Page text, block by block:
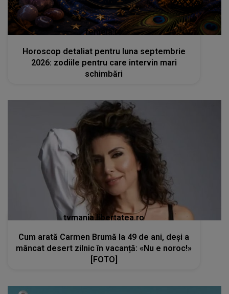
femeia.ro
Horoscop detaliat pentru luna septembrie
2026: zodiile pentru care intervin mari
schimbări
tvmania.libertatea.ro
Cum arată Carmen Brumă la 49 de ani, deși a
mâncat desert zilnic în vacanță: «Nu e noroc!»
[FOTO]